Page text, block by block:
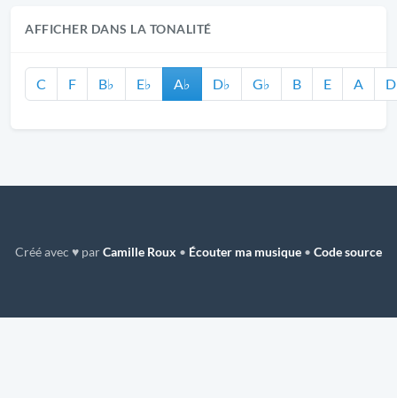
AFFICHER DANS LA TONALITÉ
C F B♭ E♭ A♭ D♭ G♭ B E A D
Créé avec ♥ parCamille Roux • Écouter ma musique • Code source